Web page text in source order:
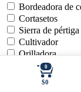
Bordeadora de
Cortasetos
Sierra de pértiga
Cultivador
Orilladora
Soplador de hojas
Baterías y
0
$0